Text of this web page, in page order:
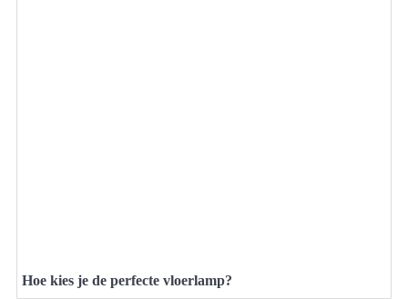
Hoe kies je de perfecte vloerlamp?